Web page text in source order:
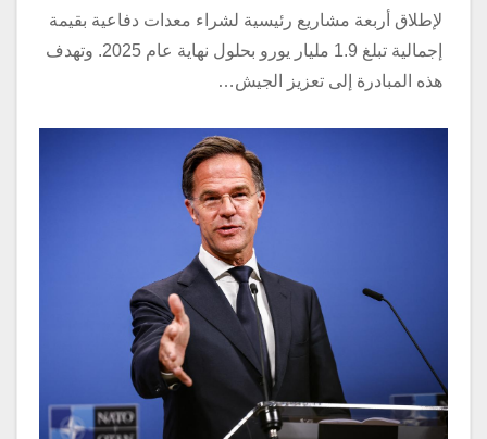
لإطلاق أربعة مشاريع رئيسية لشراء معدات دفاعية بقيمة
إجمالية تبلغ 1.9 مليار يورو بحلول نهاية عام 2025. وتهدف
هذه المبادرة إلى تعزيز الجيش…